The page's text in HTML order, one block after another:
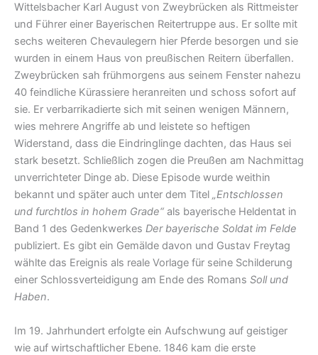
Wittelsbacher Karl August von Zweybrücken als Rittmeister
und Führer einer Bayerischen Reitertruppe aus. Er sollte mit
sechs weiteren Chevaulegern hier Pferde besorgen und sie
wurden in einem Haus von preußischen Reitern überfallen.
Zweybrücken sah frühmorgens aus seinem Fenster nahezu
40 feindliche Kürassiere heranreiten und schoss sofort auf
sie. Er verbarrikadierte sich mit seinen wenigen Männern,
wies mehrere Angriffe ab und leistete so heftigen
Widerstand, dass die Eindringlinge dachten, das Haus sei
stark besetzt. Schließlich zogen die Preußen am Nachmittag
unverrichteter Dinge ab. Diese Episode wurde weithin
bekannt und später auch unter dem Titel „Entschlossen
und furchtlos in hohem Grade“ als bayerische Heldentat in
Band 1 des Gedenkwerkes Der bayerische Soldat im Felde
publiziert. Es gibt ein Gemälde davon und Gustav Freytag
wählte das Ereignis als reale Vorlage für seine Schilderung
einer Schlossverteidigung am Ende des Romans Soll und
Haben.
Im 19. Jahrhundert erfolgte ein Aufschwung auf geistiger
wie auf wirtschaftlicher Ebene. 1846 kam die erste